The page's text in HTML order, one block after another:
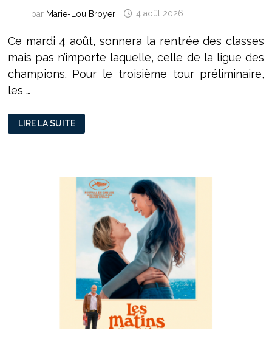
par Marie-Lou Broyer 4 août 2026
Ce mardi 4 août, sonnera la rentrée des classes
mais pas n’importe laquelle, celle de la ligue des
champions. Pour le troisième tour préliminaire,
les …
FOOTBALL
:
ÇA
LIRE LA SUITE